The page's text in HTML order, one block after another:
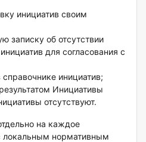
инициатив своим
записку об отсутствии
для согласования с
инициатив;
Инициативы
отсутствуют.
на каждое
локальным нормативным